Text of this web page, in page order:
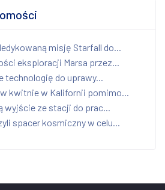
misję Starfall do...
eksploracji Marsa przez...
technologię do uprawy...
kwitnie w Kalifornii pomimo...
wyjście ze stacji do prac...
spacer kosmiczny w celu...